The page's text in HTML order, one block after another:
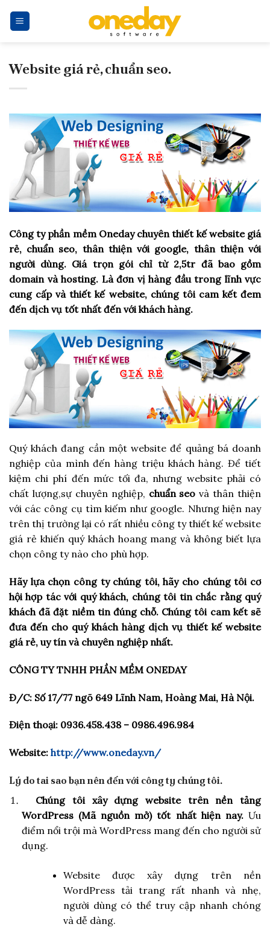
Website giá rẻ, chuẩn seo.
Công ty phần mềm Oneday chuyên thiết kế website giá
rẻ, chuẩn seo, thân thiện với google, thân thiện với
người dùng. Giá trọn gói chỉ từ 2,5tr đã bao gồm
domain và hosting. Là đơn vị hàng đầu trong lĩnh vực
cung cấp và thiết kế website, chúng tôi cam kết đem
đến dịch vụ tốt nhất đến với khách hàng.
Quý khách đang cần một website để quảng bá doanh
nghiệp của mình đến hàng triệu khách hàng. Để tiết
kiệm chi phí đến mức tối đa, nhưng website phải có
chất lượng,sự chuyên nghiệp, chuẩn seo và thân thiện
với các công cụ tìm kiếm như google. Nhưng hiện nay
trên thị trường lại có rất nhiều công ty thiết kế website
giá rẻ khiến quý khách hoang mang và không biết lựa
chọn công ty nào cho phù hợp.
Hãy lựa chọn công ty chúng tôi, hãy cho chúng tôi cơ
hội hợp tác với quý khách, chúng tôi tin chắc rằng quý
khách đã đặt niềm tin đúng chỗ. Chúng tôi cam kết sẽ
đưa đến cho quý khách hàng dịch vụ thiết kế website
giá rẻ, uy tín và chuyên nghiệp nhất.
CÔNG TY TNHH PHẦN MỀM ONEDAY
Đ/C: Số 17/77 ngõ 649 Lĩnh Nam, Hoàng Mai, Hà Nội.
Điện thoại: 0936.458.438 – 0986.496.984
Website: http://www.oneday.vn/
Lý do tai sao bạn nên đến với công ty chúng tôi.
Chúng tôi xây dựng website trên nền tảng
WordPress (Mã nguồn mở) tốt nhất hiện nay.Ưu
điểm nổi trội mà WordPress mang đến cho người sử
dụng.
Website được xây dựng trên nền
WordPress tải trang rất nhanh và nhẹ,
người dùng có thể truy cập nhanh chóng
và dễ dàng.